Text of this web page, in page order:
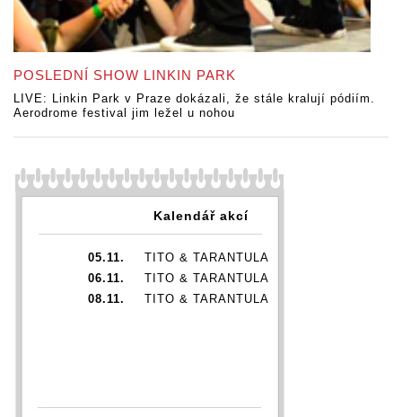
POSLEDNÍ SHOW LINKIN PARK
LIVE: Linkin Park v Praze dokázali, že stále kralují pódiím.
Aerodrome festival jim ležel u nohou
Kalendář akcí
05.11.
TITO & TARANTULA
06.11.
TITO & TARANTULA
08.11.
TITO & TARANTULA